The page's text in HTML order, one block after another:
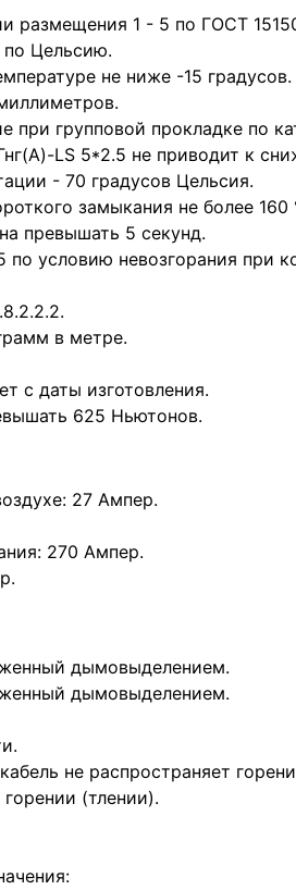
размещения 1 - 5 по ГОСТ
по Цельсию.
не ниже -15 градусов.
при групповой прокладке по
LS 5*2.5 не приводит к
- 70 градусов Цельсия.
замыкания не более 160
превышать 5 секунд.
по условию невозгорания при
в метре.
с даты изготовления.
625 Ньютонов.
27 Ампер.
270 Ампер.
дымовыделением.
дымовыделением.
не распространяет
(тлении).